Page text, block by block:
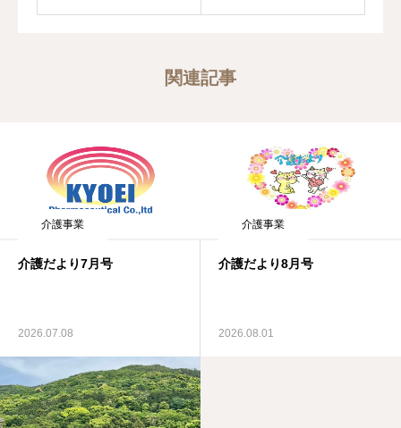
関連記事
介護事業
介護だより7月号
2026.07.08
介護事業
介護だより8月号
2026.08.01